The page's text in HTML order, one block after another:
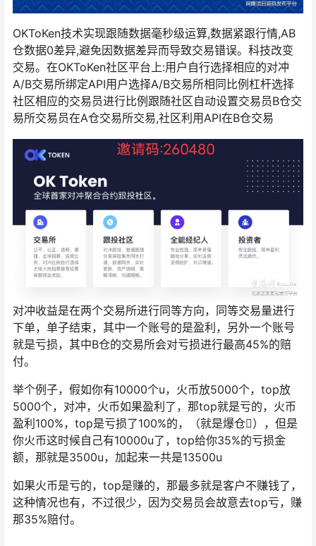
OKToKen技术实现跟随数据毫秒级运算,数据紧跟行情,AB
仓数据0差异,避免因数据差异而导致交易错误。科技改变
交易。在OKToKen社区平台上:用户自行选择相应的对冲
A/B交易所绑定API用户选择A/B交易所相同比例杠杆选择
社区相应的交易员进行比例跟随社区自动设置交易员B仓交
易所交易员在A仓交易所交易,社区利用API在B仓交易
对冲收益是在两个交易所进行同等方向，同等交易量进行
下单，单子结束，其中一个账号的是盈利，另外一个账号
就是亏损，其中B仓的交易所会对亏损进行最高45%的赔
付。
举个例子，假如你有10000个u，火币放5000个，top放
5000个，对冲，火币如果盈利了，那top就是亏的，火币
盈利100%，top是亏损了100%的，（就是爆仓），但是
你火币这时候自己有10000u了，top给你35%的亏损金
额，那就是3500u，加起来一共是13500u
如果火币是亏的，top是赚的，那最多就是客户不赚钱了，
这种情况也有，不过很少，因为交易员会故意去top亏，赚
那35%赔付。